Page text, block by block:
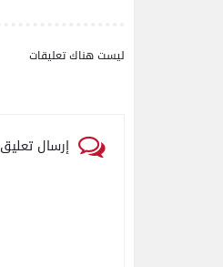
ليست هناك تعليقات
إرسال تعليق